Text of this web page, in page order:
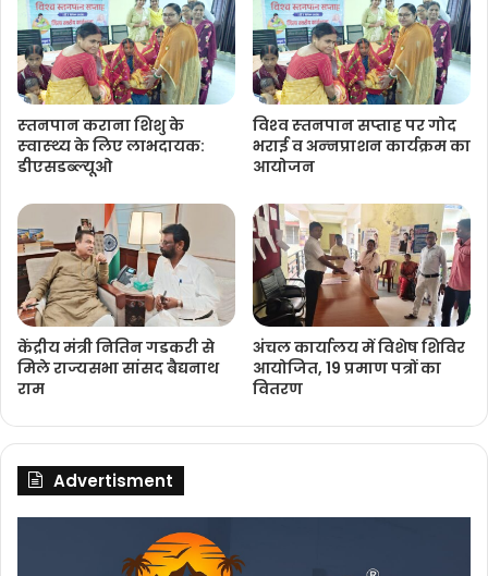
स्‍तनपान कराना शिशु के
स्‍वास्‍थ्‍य के लिए लाभदायक:
डीएसडब्‍ल्‍यूओ
विश्‍व स्‍तनपान सप्‍ताह पर गोद
भराई व अन्‍नप्राशन कार्यक्रम का
आयोजन
केंद्रीय मंत्री नितिन गडकरी से
मिले राज्यसभा सांसद बैद्यनाथ
राम
अंचल कार्यालय में विशेष शिविर
आयोजित, 19 प्रमाण पत्रों का
वितरण
Advertisment